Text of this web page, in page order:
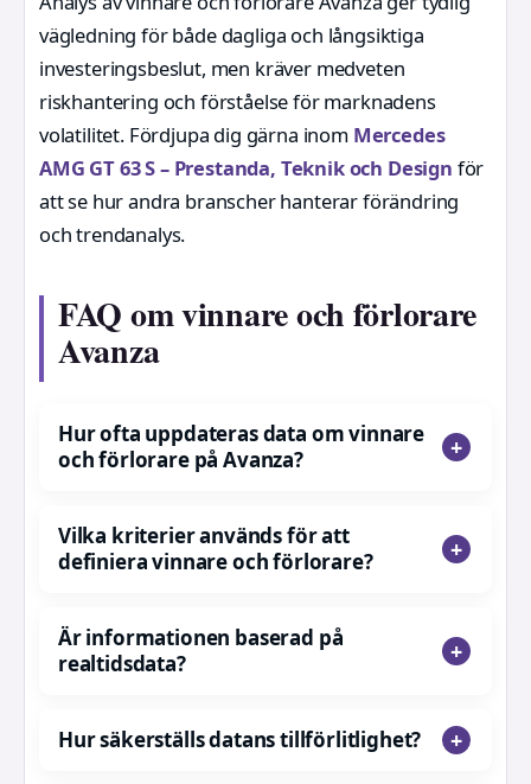
vägledning för både dagliga och långsiktiga
investeringsbeslut, men kräver medveten
riskhantering och förståelse för marknadens
volatilitet. Fördjupa dig gärna inom Mercedes
AMG GT 63 S – Prestanda, Teknik och Design för
att se hur andra branscher hanterar förändring
och trendanalys.
FAQ om vinnare och förlorare
Avanza
Hur ofta uppdateras data om vinnare
och förlorare på Avanza?
Vilka kriterier används för att
definiera vinnare och förlorare?
Är informationen baserad på
realtidsdata?
Hur säkerställs datans tillförlitlighet?